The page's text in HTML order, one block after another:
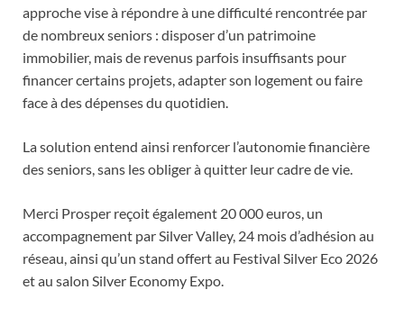
approche vise à répondre à une difficulté rencontrée par
de nombreux seniors : disposer d’un patrimoine
immobilier, mais de revenus parfois insuffisants pour
financer certains projets, adapter son logement ou faire
face à des dépenses du quotidien.
La solution entend ainsi renforcer l’autonomie financière
des seniors, sans les obliger à quitter leur cadre de vie.
Merci Prosper reçoit également 20 000 euros, un
accompagnement par Silver Valley, 24 mois d’adhésion au
réseau, ainsi qu’un stand offert au Festival Silver Eco 2026
et au salon Silver Economy Expo.